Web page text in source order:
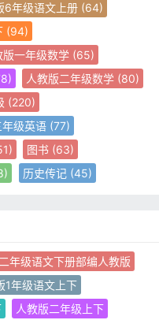
6年级语文上册 (64)
(94)
版一年级数学 (65)
人教版二年级数学 (80)
(220)
年级英语 (77)
图书 (63)
历史传记(45)
二年级语文下册部编人教版
1年级语文上下
人教版二年级上下